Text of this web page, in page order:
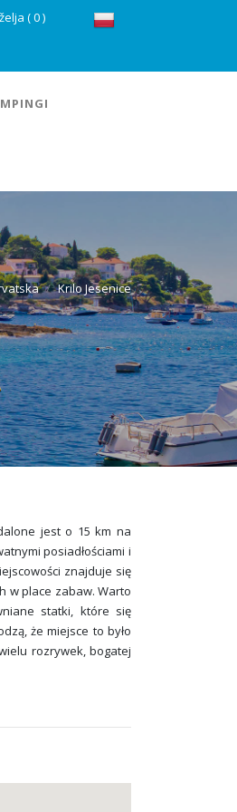
(0)
Krilo Jesenice
jest o 15 km na
posiadłościami i
znajduje się
w place zabaw. Warto
statki, które się
że miejsce to było
rozrywek, bogatej